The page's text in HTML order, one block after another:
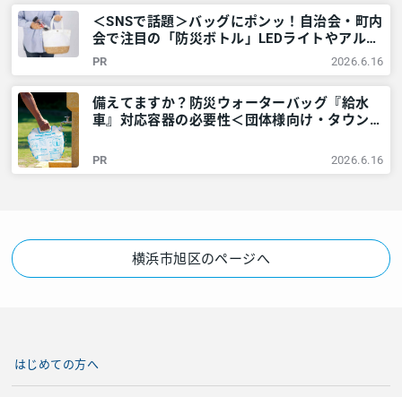
＜SNSで話題＞バッグにポンッ！自治会・町内
会で注目の「防災ボトル」LEDライトやアルミ
シートなど6点が1本に – 神奈川・東京多摩の
ご近所情報 – レアリア
PR 2026.6.16
備えてますか？防災ウォーターバッグ『給水
車』対応容器の必要性＜団体様向け・タウンニ
多摩のご近所情報 – レアリア
PR 2026.6.16
横浜市旭区のページへ
はじめての方へ